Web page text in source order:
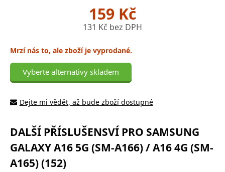
159 Kč
131 Kč bez DPH
Mrzí nás to, ale zboží je vyprodané.
Vyberte alternativy skladem
Dejte mi vědět, až bude zboží dostupné
DALŠÍ PŘÍSLUŠENSVÍ PRO SAMSUNG
GALAXY A16 5G (SM-A166) / A16 4G (SM-
A165) (152)